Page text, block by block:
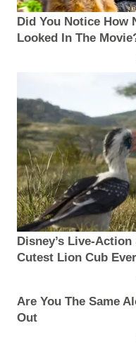
Did You Notice How
Looked In The
Disney’s Live-
Cutest Lion Cub Ever
Are You The Same
Out